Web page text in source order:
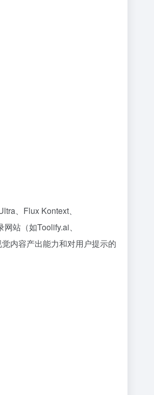
、Flux Kontext、
站（如Toolify.ai、
内容产出能力和对用户提示的